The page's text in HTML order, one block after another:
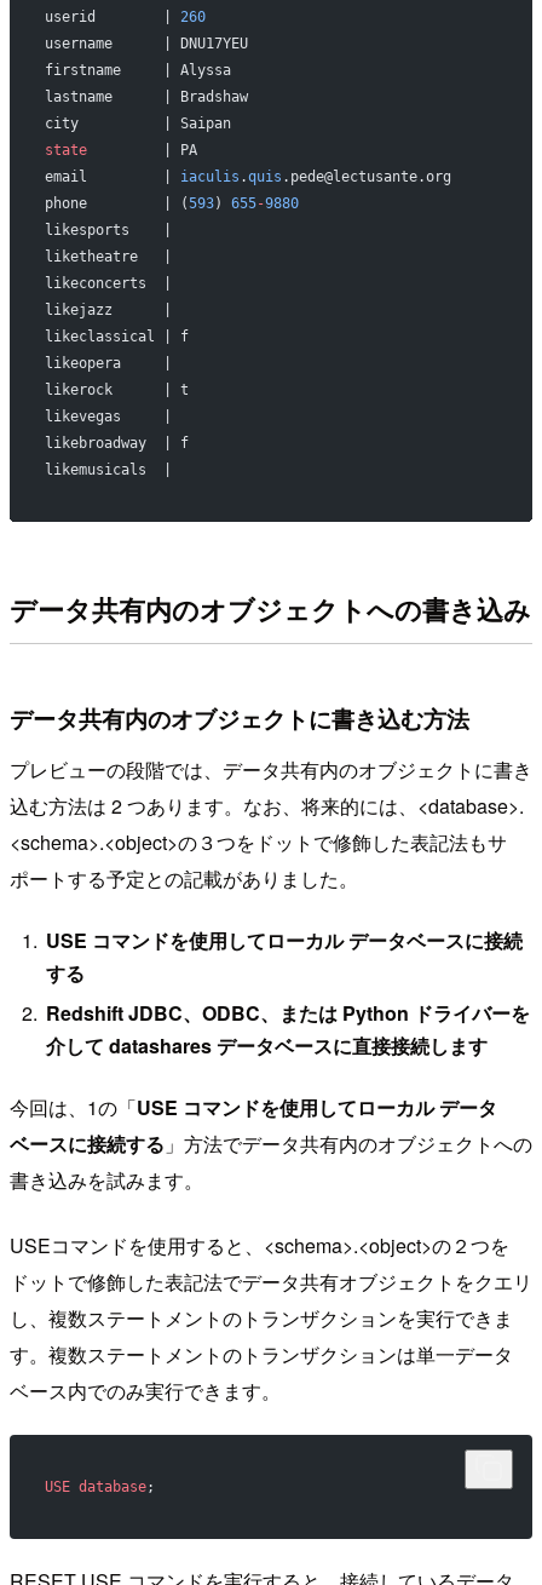
userid        | 260
username      | DNU17YEU
firstname     | Alyssa
lastname      | Bradshaw
city          | Saipan
state
         | PA
email         | iaculis .quis .pede@lectusante.org
phone         | (593) 655-9880
likesports    |
liketheatre   |
likeconcerts  |
likejazz      |
likeclassical | f
likeopera     |
likerock      | t
likevegas     |
likebroadway  | f
likemusicals  |
データ共有内のオブジェクトへの書き込み
データ共有内のオブジェクトに書き込む方法
プレビューの段階では、データ共有内のオブジェクトに書き
込む方法は 2 つあります。なお、将来的には、<database>.
<schema>.<object>の３つをドットで修飾した表記法もサ
ポートする予定との記載がありました。
USE コマンドを使用してローカル データベースに接続
する
Redshift JDBC、ODBC、または Python ドライバーを
介して datashares データベースに直接接続します
今回は、1の「USE コマンドを使用してローカル データ
ベースに接続する 」方法でデータ共有内のオブジェクトへの
書き込みを試みます。
USEコマンドを使用すると、<schema>.<object>の２つを
ドットで修飾した表記法でデータ共有オブジェクトをクエリ
し、複数ステートメントのトランザクションを実行できま
す。複数ステートメントのトランザクションは単一データ
ベース内でのみ実行できます。
USE database;